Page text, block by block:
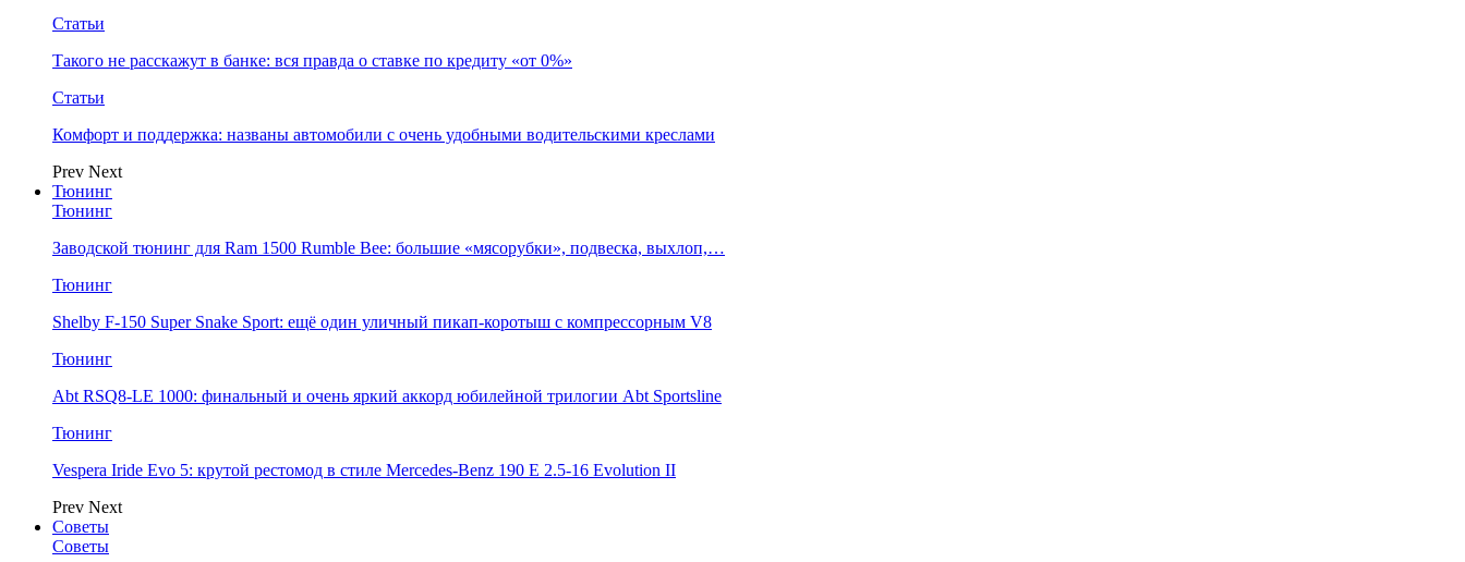
Статьи
Такого не расскажут в банке: вся правда о ставке по кредиту «от 0%»
Статьи
Комфорт и поддержка: названы автомобили с очень удобными водительскими креслами
Prev Next
Тюнинг
Тюнинг
Заводской тюнинг для Ram 1500 Rumble Bee: большие «мясорубки», подвеска, выхлоп,…
Тюнинг
Shelby F-150 Super Snake Sport: ещё один уличный пикап-коротыш с компрессорным V8
Тюнинг
Abt RSQ8-LE 1000: финальный и очень яркий аккорд юбилейной трилогии Abt Sportsline
Тюнинг
Vespera Iride Evo 5: крутой рестомод в стиле Mercedes-Benz 190 E 2.5-16 Evolution II
Prev Next
Советы
Советы